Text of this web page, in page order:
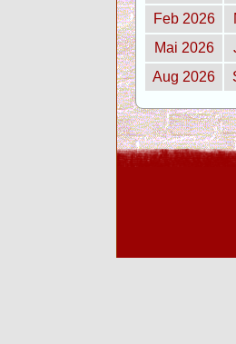
Feb 2026
Mai 2026
Aug 2026